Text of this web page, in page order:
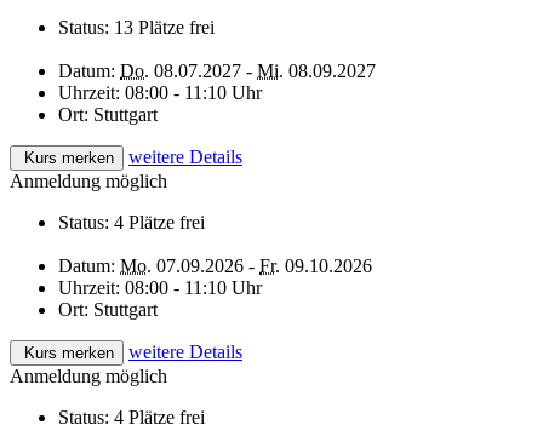
Status: 13 Plätze frei
Datum: Do. 08.07.2027 - Mi. 08.09.2027
Uhrzeit: 08:00 - 11:10 Uhr
Ort: Stuttgart
Kurs merken
weitere Details
Anmeldung möglich
Status: 4 Plätze frei
Datum: Mo. 07.09.2026 - Fr. 09.10.2026
Uhrzeit: 08:00 - 11:10 Uhr
Ort: Stuttgart
Kurs merken
weitere Details
Anmeldung möglich
Status: 4 Plätze frei